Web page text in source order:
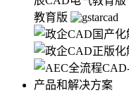
教育版
产品和解决方案